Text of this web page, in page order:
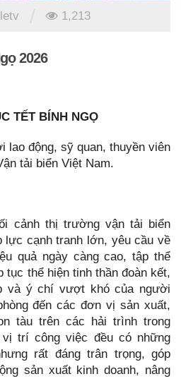
letv 1,213
2026
TẾT BÍNH NGỌ
lao động, sỹ quan, thuyền viên
tải biển Việt Nam.
cảnh thị trường vận tải biển
lực cạnh tranh lớn, yêu cầu về
quả ngày càng cao, tập thể
tục thể hiện tinh thần đoàn kết,
và ý chí vượt khó của người
đến các đơn vị sản xuất,
tàu trên các hải trình trong
trí công việc đều có những
rất đáng trân trọng, góp
sản xuất kinh doanh, nâng